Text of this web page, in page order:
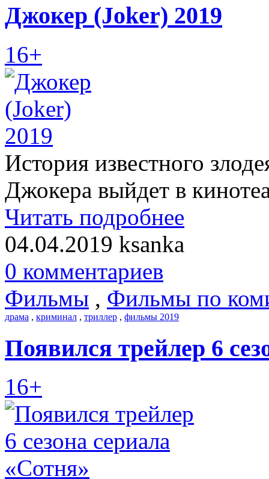
Джокер (Joker) 2019
16+
История известного
Джокера выйдет в
Читать подробнее
04.04.2019 ksanka
0 комментариев
Фильмы , Фильмы по
драма , криминал , триллер , фильмы 2019
Появился трейлер 6
16+